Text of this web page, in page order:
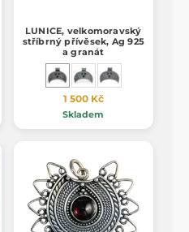
LUNICE, velkomoravský
stříbrný přívěsek, Ag 925
a granát
1 500 Kč
Skladem